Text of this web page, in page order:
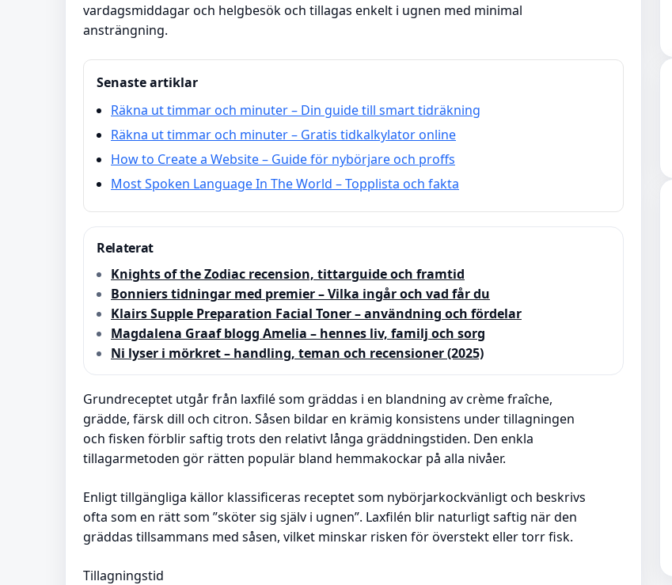
vardagsmiddagar och helgbesök och tillagas enkelt i ugnen med minimal
ansträngning.
Senaste artiklar
Räkna ut timmar och minuter – Din guide till smart tidräkning
Räkna ut timmar och minuter – Gratis tidkalkylator online
How to Create a Website – Guide för nybörjare och proffs
Most Spoken Language In The World – Topplista och fakta
Relaterat
Knights of the Zodiac recension, tittarguide och framtid
Bonniers tidningar med premier – Vilka ingår och vad får du
Klairs Supple Preparation Facial Toner – användning och fördelar
Magdalena Graaf blogg Amelia – hennes liv, familj och sorg
Ni lyser i mörkret – handling, teman och recensioner (2025)
Grundreceptet utgår från laxfilé som gräddas i en blandning av crème fraîche,
grädde, färsk dill och citron. Såsen bildar en krämig konsistens under tillagningen
och fisken förblir saftig trots den relativt långa gräddningstiden. Den enkla
tillagarmetoden gör rätten populär bland hemmakockar på alla nivåer.
Enligt tillgängliga källor klassificeras receptet som nybörjarkockvänligt och beskrivs
ofta som en rätt som ”sköter sig själv i ugnen”. Laxfilén blir naturligt saftig när den
gräddas tillsammans med såsen, vilket minskar risken för överstekt eller torr fisk.
Tillagningstid